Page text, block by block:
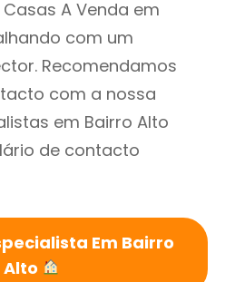
A Venda em
com um
Recomendamos
com a nossa
em Bairro Alto
de contacto
Em Bairro
Alto